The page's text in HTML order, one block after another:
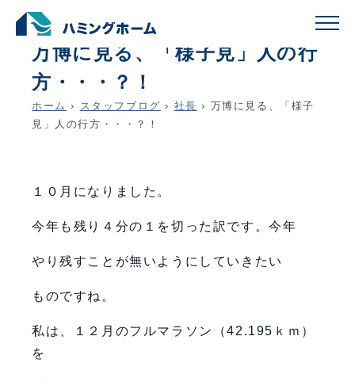
schedule
万博に見る、「様子見」人の行
方・・・？！
ホーム › スタッフブログ › 社長 › 万博に見る、「様子
見」人の行方・・・？！
１０月になりました。
今年も残り４分の１を切った訳です。今年
やり残すことが無いようにしていきたい
ものですね。
私は、１２月のフルマラソン（42.195ｋｍ）
を